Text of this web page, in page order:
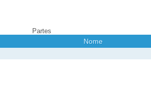
Partes
Nome